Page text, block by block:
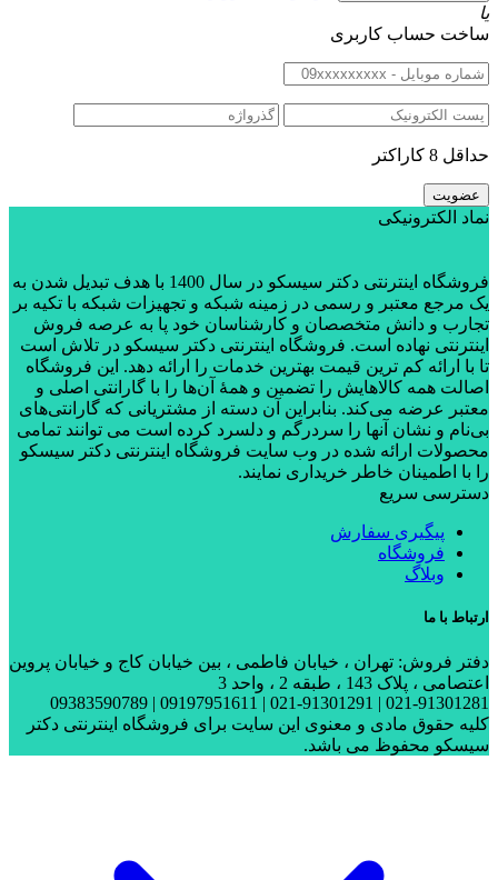
یا
ساخت حساب کاربری
حداقل 8 کاراکتر
نماد الکترونیکی
فروشگاه اینترنتی دکتر سیسکو در سال 1400 با هدف تبدیل شدن به
یک مرجع معتبر و رسمی در زمینه شبکه و تجهیزات شبکه با تکیه بر
تجارب و دانش متخصصان و کارشناسان خود پا به عرصه فروش
اینترنتی نهاده است. فروشگاه اینترنتی دکتر سیسکو در تلاش است
تا با ارائه کم ترین قیمت بهترین خدمات را ارائه دهد. این فروشگاه
اصالت همه کالاهایش را تضمین و همۀ آن‌ها را با گارانتی اصلی و
معتبر عرضه می‌کند. بنابراین آن دسته از مشتریانی که گارانتی‌های
بی‌نام و نشان آنها را سردرگم و دلسرد کرده است می توانند تمامی
محصولات ارائه شده در وب سایت فروشگاه اینترنتی دکتر سیسکو
را با اطمینان خاطر خریداری نمایند.
دسترسی سریع
پیگیری سفارش
فروشگاه
وبلاگ
ارتباط با ما
دفتر فروش: تهران ، خیابان فاطمی ، بین خیابان کاج و خیابان پروین
اعتصامی ، پلاک 143 ، طبقه 2 ، واحد 3
021-91301281 | 021-91301291 | 09197951611 | 09383590789
کلیه حقوق مادی و معنوی این سایت برای فروشگاه اینترنتی دکتر
سیسکو محفوظ می باشد.